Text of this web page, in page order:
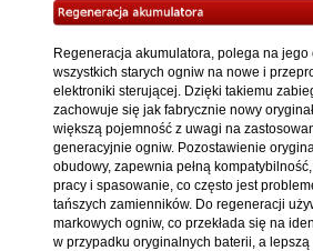
Regeneracja akumulatora, polega na jego
wszystkich starych ogniw na nowe i
elektroniki sterującej. Dzięki takiemu
zachowuje się jak fabrycznie nowy
większą pojemność z uwagi na
generacyjnie ogniw. Pozostawienie
obudowy, zapewnia pełną
pracy i spasowanie, co często jest
tańszych zamienników. Do regeneracji
markowych ogniw, co przekłada się na
w przypadku oryginalnych baterii, a lepszą